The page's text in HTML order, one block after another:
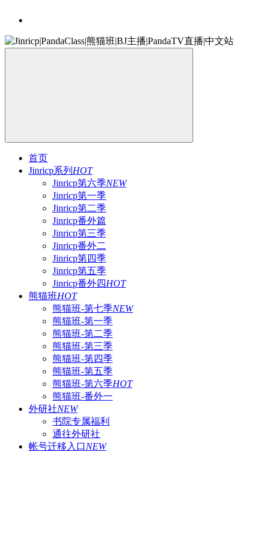
首页
Jinricp系列 HOT
Jinricp第六季NEW
Jinricp第一季
Jinricp第二季
Jinricp番外篇
Jinricp第三季
Jinricp番外二
Jinricp第四季
Jinricp第五季
Jinricp番外四HOT
熊猫班HOT
熊猫班-第七季NEW
熊猫班-第一季
熊猫班-第二季
熊猫班-第三季
熊猫班-第四季
熊猫班-第五季
熊猫班-第六季HOT
熊猫班-番外一
外研社NEW
书院专属福利
通往外研社
帐号迁移入口NEW